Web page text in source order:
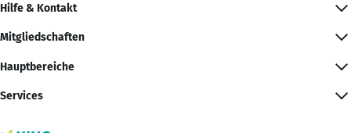
Hilfe & Kontakt
Mitgliedschaften
Hauptbereiche
Services